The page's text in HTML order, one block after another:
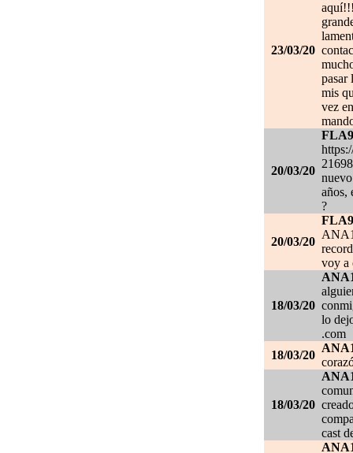
23/03/20
pasar
mis
vez
20/03/20
años,
?
20/03/20
voy a
18/03/20
lo
.com
18/03/20
18/03/20
cast